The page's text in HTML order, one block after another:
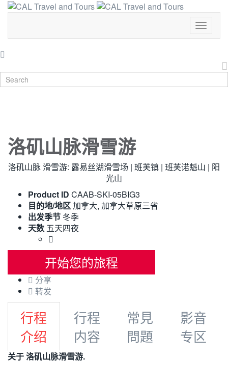
Toggle
洛矶山脉滑雪游
洛矶山脉 滑雪游: 露易丝湖滑雪场 | 班芙镇 | 班芙诺魁山 | 阳
光山
Product ID CAAB-SKI-05BIG3
目的地/地区加拿大, 加拿大草原三省
出发季节 冬季
天数 五天四夜
开始您的旅程
分享
转发
行程
介绍
行程
内容
常見
問題
影音
专区
关于 洛矶山脉滑雪游.